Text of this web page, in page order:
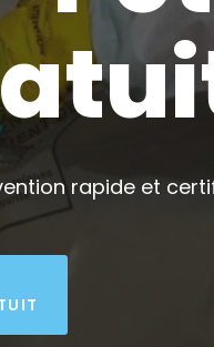
rapide et